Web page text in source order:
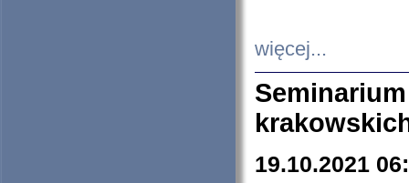
więcej...
19.10.2021